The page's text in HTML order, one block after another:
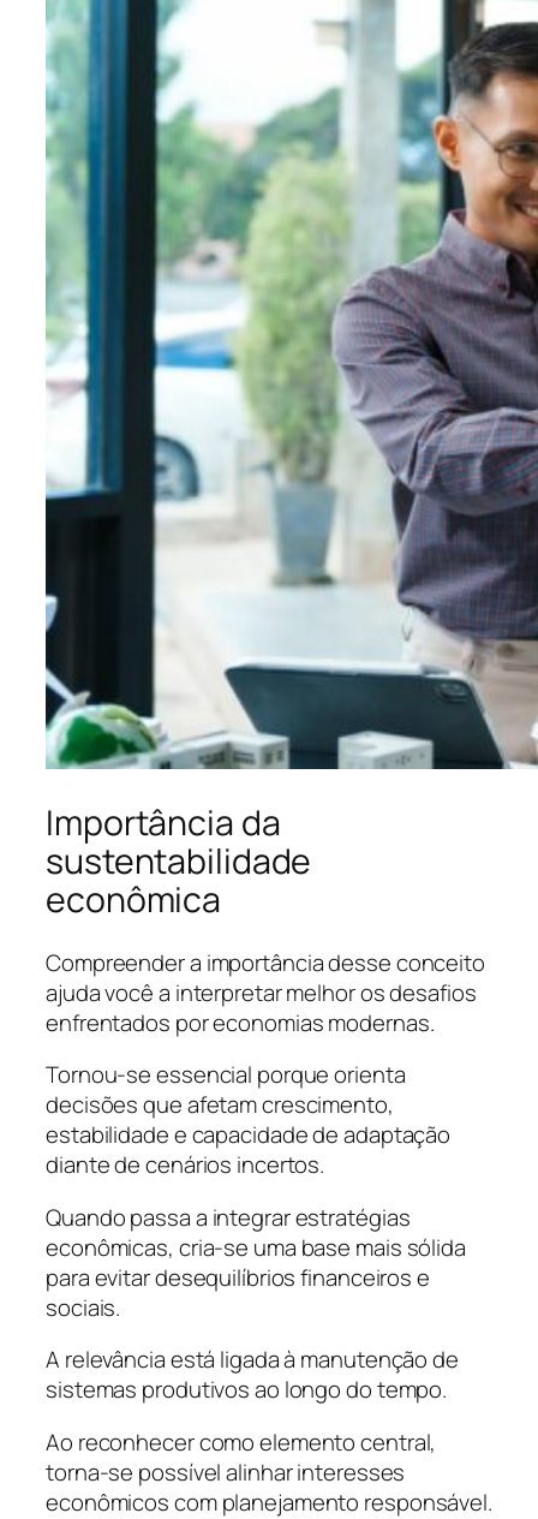
Importância da
sustentabilidade
econômica
Compreender a importância desse conceito
ajuda você a interpretar melhor os desafios
enfrentados por economias modernas.
Tornou-se essencial porque orienta
decisões que afetam crescimento,
estabilidade e capacidade de adaptação
diante de cenários incertos.
Quando passa a integrar estratégias
econômicas, cria-se uma base mais sólida
para evitar desequilíbrios financeiros e
sociais.
A relevância está ligada à manutenção de
sistemas produtivos ao longo do tempo.
Ao reconhecer como elemento central,
torna-se possível alinhar interesses
econômicos com planejamento responsável.